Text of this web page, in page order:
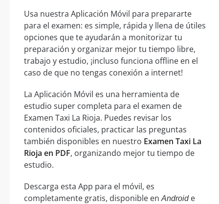
Usa nuestra Aplicación Móvil para prepararte
para el examen: es simple, rápida y llena de útiles
opciones que te ayudarán a monitorizar tu
preparación y organizar mejor tu tiempo libre,
trabajo y estudio, ¡incluso funciona offline en el
caso de que no tengas conexión a internet!
La Aplicación Móvil es una herramienta de
estudio super completa para el examen de
Examen Taxi La Rioja. Puedes revisar los
contenidos oficiales, practicar las preguntas
también disponibles en nuestro Examen Taxi La
Rioja en PDF, organizando mejor tu tiempo de
estudio.
Descarga esta App para el móvil, es
completamente gratis, disponible enAndroide